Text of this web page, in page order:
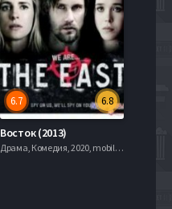
6.8
6.7
Восток (2013)
Драма, Комедия, 2020, mobilen